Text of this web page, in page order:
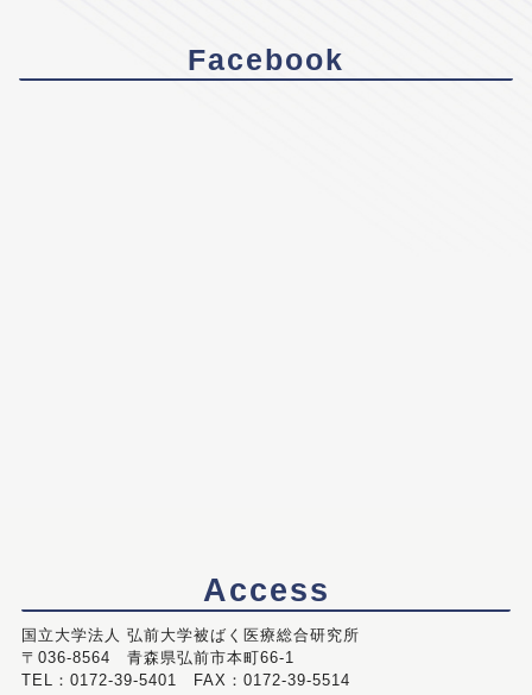
Facebook
Access
国立大学法人 弘前大学被ばく医療総合研究所
〒036-8564 青森県弘前市本町66-1
TEL：0172-39-5401 FAX：0172-39-5514